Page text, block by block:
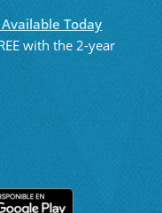
Today
with the 2-year